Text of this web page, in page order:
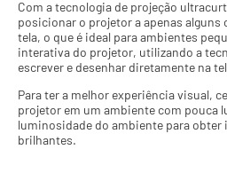
Com a tecnologia de projeção
posicionar o projetor a apenas alguns
tela, o que é ideal para ambientes
interativa do projetor, utilizando a
escrever e desenhar diretamente na
Para ter a melhor experiência visual,
projetor em um ambiente com pouca
luminosidade do ambiente para obter
brilhantes.